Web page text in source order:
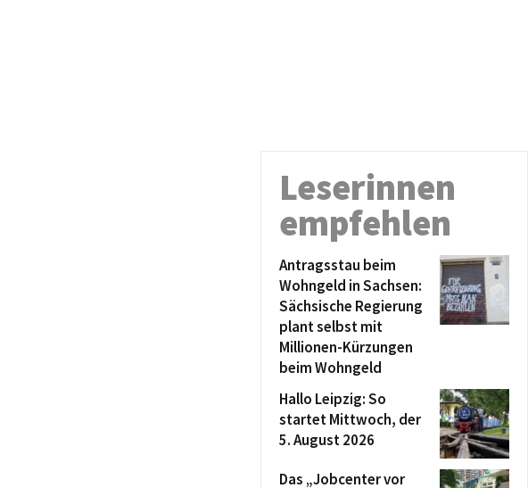
Leserinnen
empfehlen
Antragsstau beim
Wohngeld in Sachsen:
Sächsische Regierung
plant selbst mit
Millionen-Kürzungen
beim Wohngeld
Hallo Leipzig: So
startet Mittwoch, der
5. August 2026
Das „Jobcenter vor